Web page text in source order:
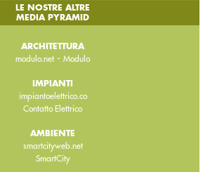
LE NOSTRE ALTRE
MEDIA PYRAMID
ARCHITETTURA
modulo.net - Modulo
IMPIANTI
impiantoelettrico.co
Contatto Elettrico
AMBIENTE
smartcityweb.net
SmartCity